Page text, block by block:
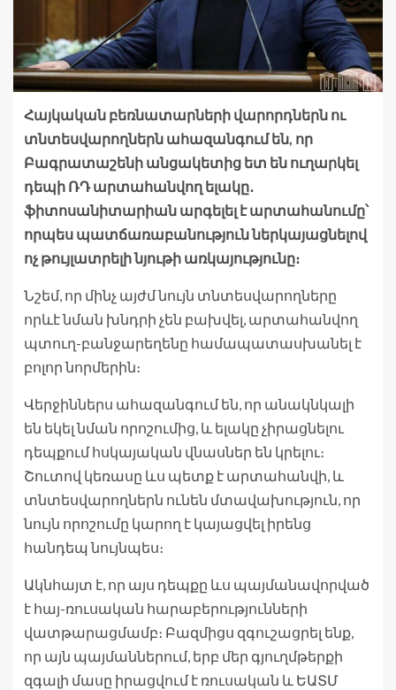
Հայկական բեռնատարների վարորդներն ու
տնտեսվարողներն ահազանգում են, որ
Բագրատաշենի անցակետից ետ են ուղարկել
դեպի ՌԴ արտահանվող ելակը․
ֆիտոսանիտարիան արգելել է արտահանումը՝
որպես պատճառաբանություն ներկայացնելով
ոչ թույլատրելի նյութի առկայությունը։
Նշեմ, որ մինչ այժմ նույն տնտեսվարողները
որևէ նման խնդրի չեն բախվել, արտահանվող
պտուղ-բանջարեղենը համապատասխանել է
բոլոր նորմերին։
Վերջիններս ահազանգում են, որ անակնկալի
են եկել նման որոշումից, և ելակը չիրացնելու
դեպքում հսկայական վնասներ են կրելու։
Շուտով կեռասը ևս պետք է արտահանվի, և
տնտեսվարողներն ունեն մտավախություն, որ
նույն որոշումը կարող է կայացվել իրենց
հանդեպ նույնպես։
Ակնհայտ է, որ այս դեպքը ևս պայմանավորված
է հայ-ռուսական հարաբերությունների
վատթարացմամբ։ Բազմիցս զգուշացրել ենք,
որ այն պայմաններում, երբ մեր գյուղմթերքի
զգալի մասը իրացվում է ռուսական և ԵԱՏՄ